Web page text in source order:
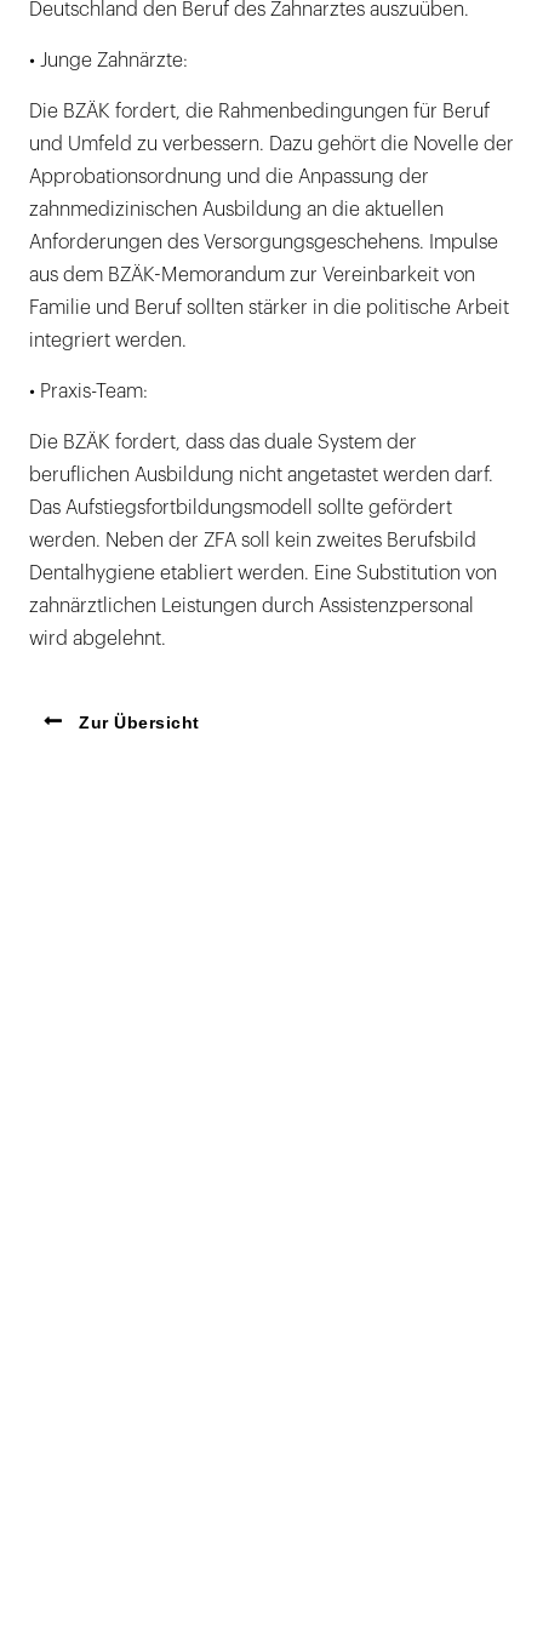
Deutschland den Beruf des Zahnarztes auszuüben.
• Junge Zahnärzte:
Die BZÄK fordert, die Rahmenbedingungen für Beruf
und Umfeld zu verbessern. Dazu gehört die Novelle der
Approbationsordnung und die Anpassung der
zahnmedizinischen Ausbildung an die aktuellen
Anforderungen des Versorgungsgeschehens. Impulse
aus dem BZÄK-Memorandum zur Vereinbarkeit von
Familie und Beruf sollten stärker in die politische Arbeit
integriert werden.
• Praxis-Team:
Die BZÄK fordert, dass das duale System der
beruflichen Ausbildung nicht angetastet werden darf.
Das Aufstiegsfortbildungsmodell sollte gefördert
werden. Neben der ZFA soll kein zweites Berufsbild
Dentalhygiene etabliert werden. Eine Substitution von
zahnärztlichen Leistungen durch Assistenzpersonal
wird abgelehnt.
Zur Übersicht